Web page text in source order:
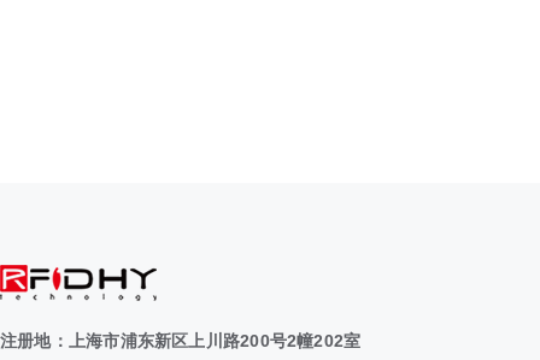
注册地：上海市浦东新区上川路200号2幢202室